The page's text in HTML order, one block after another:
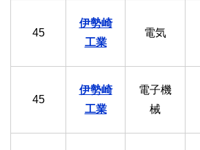
45
伊勢崎
工業
電気
45
伊勢崎
工業
電子機
械